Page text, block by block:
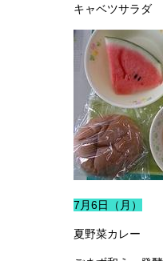
キャベツサラダ
7月6日（月）
夏野菜カレー